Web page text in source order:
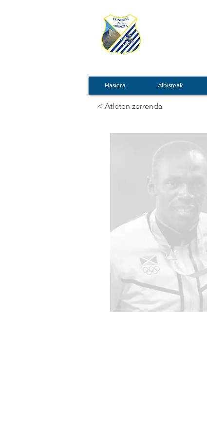
< Atleten zerrenda
Hasiera Albisteak